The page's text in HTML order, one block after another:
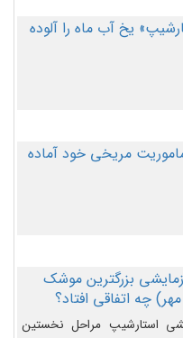
یخ آب ماه را آلوده
مریخی خود آماده
بزرگترین موشک
استارشیپ مراحل نخستین